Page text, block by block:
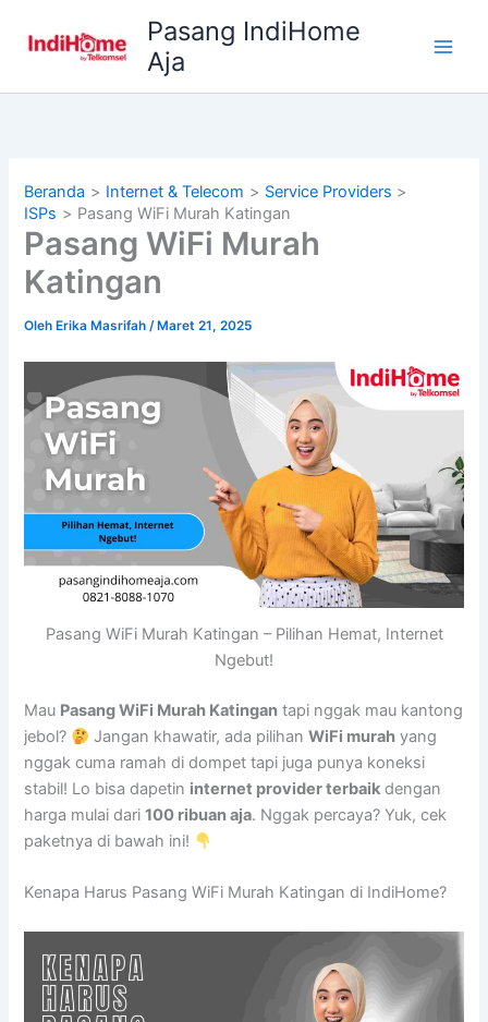
Pasang IndiHome
Aja
Beranda Internet & Telecom
Service Providers
ISPs
Pasang WiFi Murah Katingan
Pasang WiFi Murah
Katingan
Oleh Erika Masrifah/ Maret 21, 2025
Pasang WiFi Murah Katingan – Pilihan Hemat, Internet
Ngebut!
Mau Pasang WiFi Murah Katingan tapi nggak mau kantong
jebol?
Jangan khawatir, ada pilihanWiFi murah yang
nggak cuma ramah di dompet tapi juga punya koneksi
stabil! Lo bisa dapetin internet provider terbaik dengan
harga mulai dari100 ribuan aja. Nggak percaya? Yuk, cek
paketnya di bawah ini!
Kenapa Harus Pasang WiFi Murah Katingan di IndiHome?